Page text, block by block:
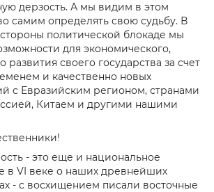
дерзость. А мы видим в этом
самим определять свою судьбу. В
политической блокаде мы
для экономического,
развития своего государства за счет
и качественно новых
с Евразийским регионом, странами
Китаем и другими нашими
- это еще и национальное
в VI веке о наших древнейших
- с восхищением писали восточные